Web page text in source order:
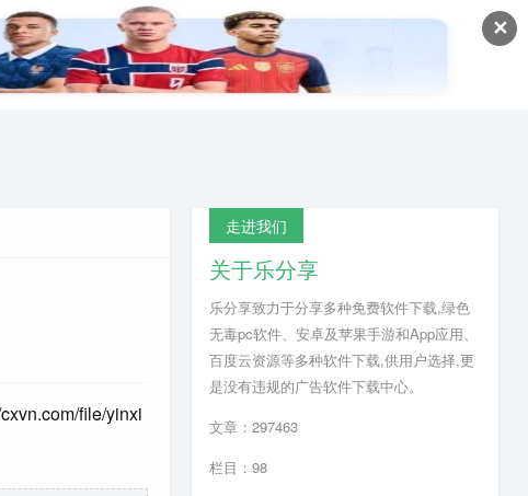
✕
file/yinxi
走进我们
关于乐分享
乐分享致力于分享多种免费软件下载,绿色
无毒pc软件、安卓及苹果手游和App应用、
百度云资源等多种软件下载,供用户选择,更
是没有违规的广告软件下载中心。
文章：297463
栏目：98